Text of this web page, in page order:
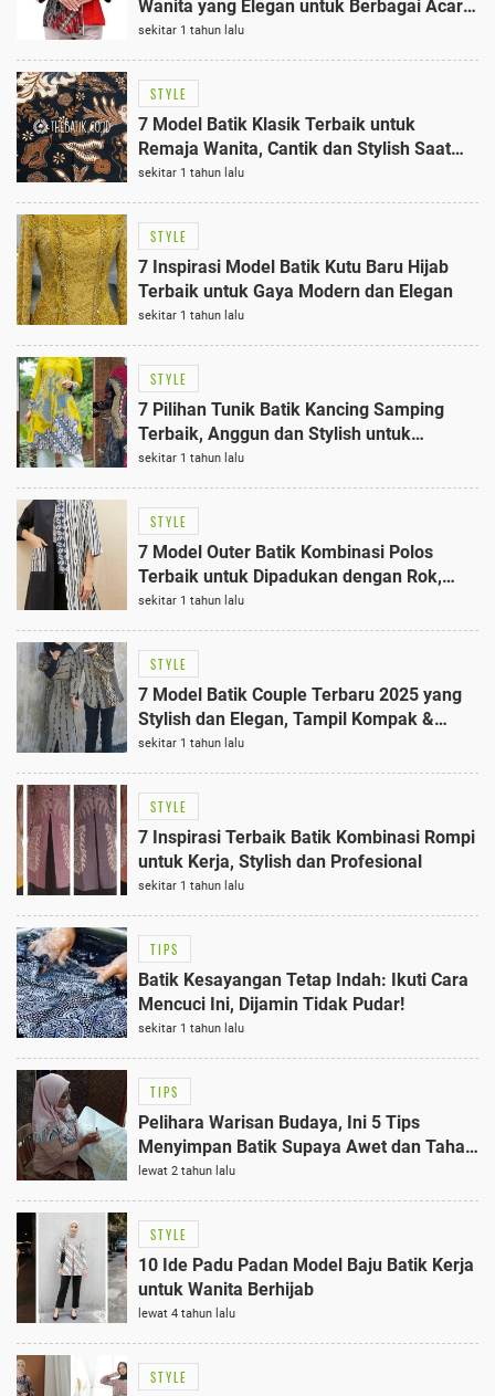
Wanita yang Elegan untuk Berbagai Acara
Formal dan Semi-Formal
sekitar 1 tahun lalu
STYLE
7 Model Batik Klasik Terbaik untuk
Remaja Wanita, Cantik dan Stylish Saat
Dipakai
sekitar 1 tahun lalu
STYLE
7 Inspirasi Model Batik Kutu Baru Hijab
Terbaik untuk Gaya Modern dan Elegan
sekitar 1 tahun lalu
STYLE
7 Pilihan Tunik Batik Kancing Samping
Terbaik, Anggun dan Stylish untuk
Penampilan Elegan
sekitar 1 tahun lalu
STYLE
7 Model Outer Batik Kombinasi Polos
Terbaik untuk Dipadukan dengan Rok,
Simpel Tapi Anggun
sekitar 1 tahun lalu
STYLE
7 Model Batik Couple Terbaru 2025 yang
Stylish dan Elegan, Tampil Kompak &
Serasi
sekitar 1 tahun lalu
STYLE
7 Inspirasi Terbaik Batik Kombinasi Rompi
untuk Kerja, Stylish dan Profesional
sekitar 1 tahun lalu
TIPS
Batik Kesayangan Tetap Indah: Ikuti Cara
Mencuci Ini, Dijamin Tidak Pudar!
sekitar 1 tahun lalu
TIPS
Pelihara Warisan Budaya, Ini 5 Tips
Menyimpan Batik Supaya Awet dan Tahan
Lama
lewat 2 tahun lalu
STYLE
10 Ide Padu Padan Model Baju Batik Kerja
untuk Wanita Berhijab
lewat 4 tahun lalu
STYLE